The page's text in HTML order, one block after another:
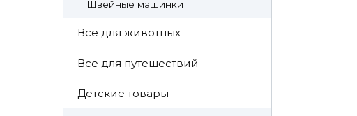
Швейные машинки
Все для животных
Все для путешествий
Детские товары